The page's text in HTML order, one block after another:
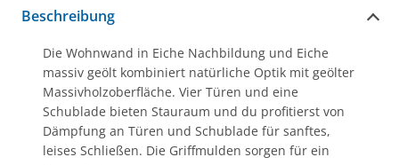
Beschreibung
Die Wohnwand in Eiche Nachbildung und Eiche
massiv geölt kombiniert natürliche Optik mit geölter
Massivholzoberfläche. Vier Türen und eine
Schublade bieten Stauraum und du profitierst von
Dämpfung an Türen und Schublade für sanftes,
leises Schließen. Die Griffmulden sorgen für ein